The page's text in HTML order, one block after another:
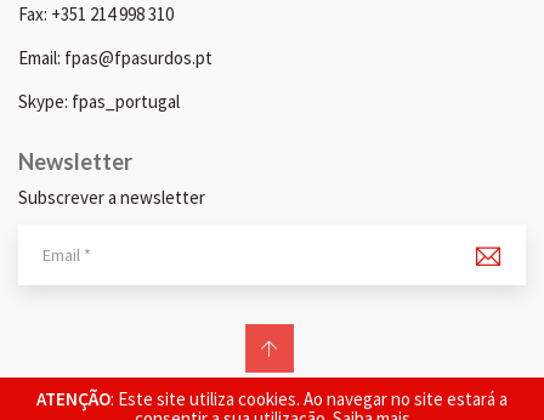
ATENÇÃO: Este site utiliza cookies. Ao navegar no site estará a
Fax: +351 214 998 310
Email: fpas@fpasurdos.pt
Skype: fpas_portugal
Newsletter
Subscrever a newsletter
© 2026 FPAS. Todos os direitos reservados.